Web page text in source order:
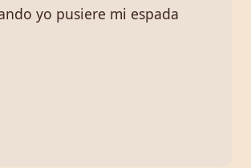
yo pusiere mi espada